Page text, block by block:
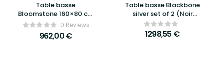
Table basse
Bloomstone 160×80 cm
– Richmond Interiors
0 Reviews
962,00€
Table basse Blackbone
silver set of 2 (Noir
rustic)
1298,55 €